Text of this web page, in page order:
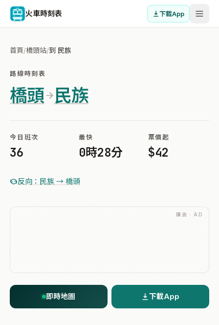
火車時刻表 下載App
首頁/橋頭站/到 民族
路線時刻表
橋頭 民族
今日班次
36
最快
0時28分
票價起
$42
反向：民族 → 橋頭
廣告 · AD
即時地圖 下載App